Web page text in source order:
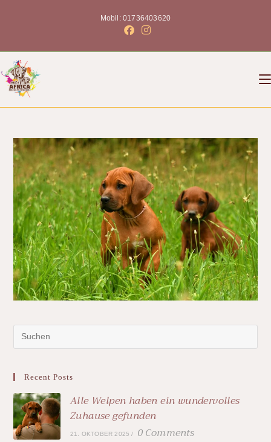
Mobil: 01736403620
Recent Posts
Alle Welpen haben ein wundervolles
Zuhause gefunden
21. OKTOBER 2025 /
0 Comments